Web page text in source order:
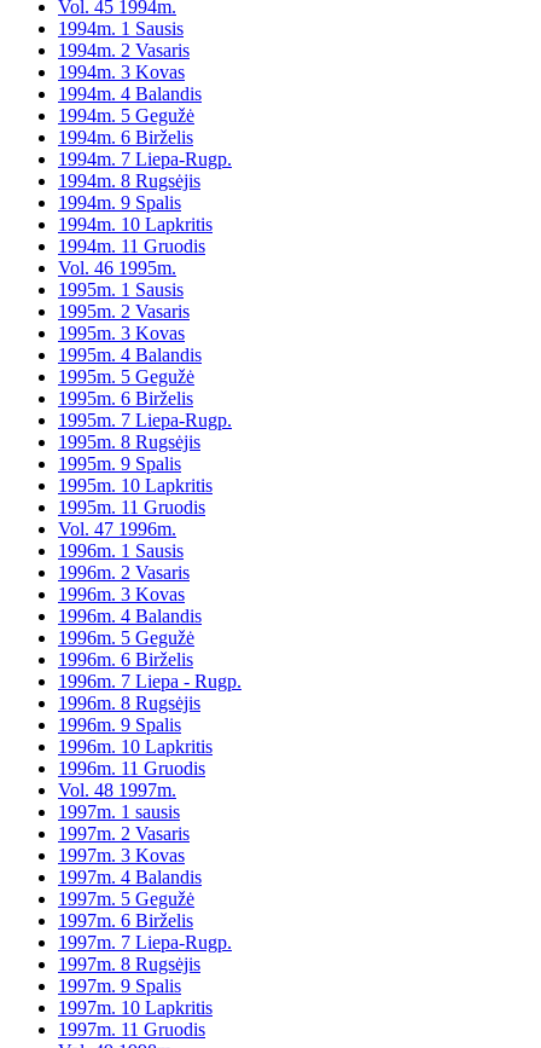
Vol. 45 1994m.
1994m. 1 Sausis
1994m. 2 Vasaris
1994m. 3 Kovas
1994m. 4 Balandis
1994m. 5 Gegužė
1994m. 6 Birželis
1994m. 7 Liepa-Rugp.
1994m. 8 Rugsėjis
1994m. 9 Spalis
1994m. 10 Lapkritis
1994m. 11 Gruodis
Vol. 46 1995m.
1995m. 1 Sausis
1995m. 2 Vasaris
1995m. 3 Kovas
1995m. 4 Balandis
1995m. 5 Gegužė
1995m. 6 Birželis
1995m. 7 Liepa-Rugp.
1995m. 8 Rugsėjis
1995m. 9 Spalis
1995m. 10 Lapkritis
1995m. 11 Gruodis
Vol. 47 1996m.
1996m. 1 Sausis
1996m. 2 Vasaris
1996m. 3 Kovas
1996m. 4 Balandis
1996m. 5 Gegužė
1996m. 6 Birželis
1996m. 7 Liepa - Rugp.
1996m. 8 Rugsėjis
1996m. 9 Spalis
1996m. 10 Lapkritis
1996m. 11 Gruodis
Vol. 48 1997m.
1997m. 1 sausis
1997m. 2 Vasaris
1997m. 3 Kovas
1997m. 4 Balandis
1997m. 5 Gegužė
1997m. 6 Birželis
1997m. 7 Liepa-Rugp.
1997m. 8 Rugsėjis
1997m. 9 Spalis
1997m. 10 Lapkritis
1997m. 11 Gruodis